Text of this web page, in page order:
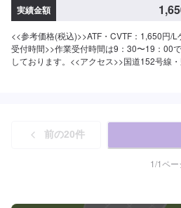
実績金額
<<参考価格(税込)>>ATF・CVTF：1,650円/
受付時間>>作業受付時間は9：30〜19：00
しております。<<アクセス>>国道152号線
前の20件
1/1ペー